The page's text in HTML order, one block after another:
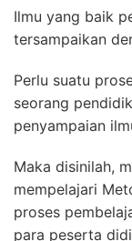
Ilmu yang baik
tersampaikan
Perlu suatu
seorang
penyampaian
Maka disinilah,
mempelajari
proses
para peserta